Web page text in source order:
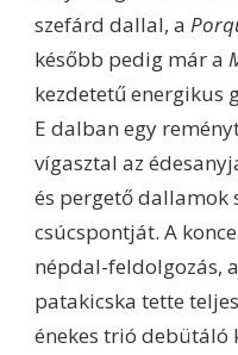
szefárd dallal, a
később pedig már a
kezdetetű energikus
E dalban egy
vígasztal az
és pergető dallamok
csúcspontját. A
népdal-feldolgozás,
patakicska tette
énekes trió debütáló